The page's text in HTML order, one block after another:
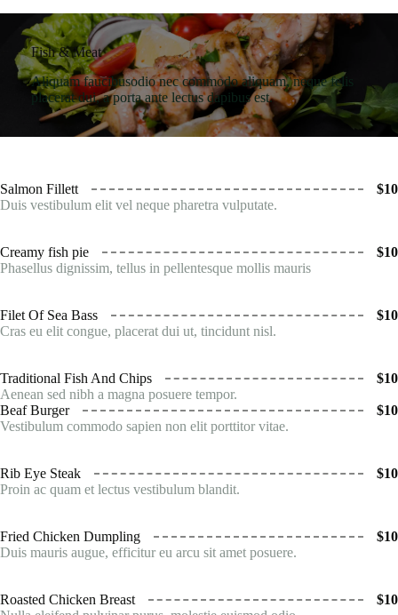
Fish & Meat
Aliquam faucibusodio nec commodo aliquam, neque felis
placerat dui, a porta ante lectus dapibus est.
Salmon Fillett
$10
Duis vestibulum elit vel neque pharetra vulputate.
Creamy fish pie
$10
Phasellus dignissim, tellus in pellentesque mollis mauris
Filet Of Sea Bass
$10
Cras eu elit congue, placerat dui ut, tincidunt nisl.
Traditional Fish And Chips
$10
Aenean sed nibh a magna posuere tempor.
Beaf Burger
$10
Vestibulum commodo sapien non elit porttitor vitae.
Rib Eye Steak
$10
Proin ac quam et lectus vestibulum blandit.
Fried Chicken Dumpling
$10
Duis mauris augue, efficitur eu arcu sit amet posuere.
Roasted Chicken Breast
$10